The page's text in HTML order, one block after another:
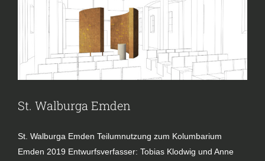
St. Walburga Emden
St. Walburga Emden Teilumnutzung zum Kolumbarium
Emden 2019 Entwurfsverfasser: Tobias Klodwig und Anne